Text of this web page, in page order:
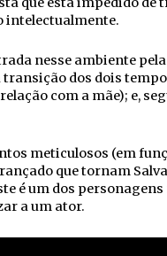
intelectualmente.
nesse ambiente
dos dois
com a mãe); e,
meticulosos (em
que tornam
é um dos
a um ator.